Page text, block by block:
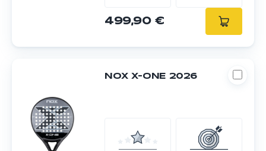
499,90 €
NOX X-ONE 2026